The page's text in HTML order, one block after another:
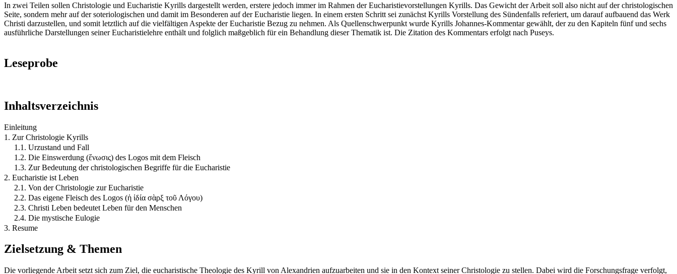
In zwei Teilen sollen Christologie und Eucharistie Kyrills dargestellt werden, erstere jedoch immer im Rahmen der Eucharistievorstellungen Kyrills. Das Gewicht der Arbeit soll also nicht auf der christologischen
Seite, sondern mehr auf der soteriologischen und damit im Besonderen auf der Eucharistie liegen. In einem ersten Schritt sei zunächst Kyrills Vorstellung des Sündenfalls referiert, um darauf aufbauend das Werk
Christi darzustellen, und somit letztlich auf die vielfältigen Aspekte der Eucharistie Bezug zu nehmen. Als Quellenschwerpunkt wurde Kyrills Johannes-Kommentar gewählt, der zu den Kapiteln fünf und sechs
ausführliche Darstellungen seiner Eucharistielehre enthält und folglich maßgeblich für ein Behandlung dieser Thematik ist. Die Zitation des Kommentars erfolgt nach Puseys.
Leseprobe
Inhaltsverzeichnis
Einleitung
1. Zur Christologie Kyrills
1.1. Urzustand und Fall
1.2. Die Einswerdung (ἕνωσις) des Logos mit dem Fleisch
1.3. Zur Bedeutung der christologischen Begriffe für die Eucharistie
2. Eucharistie ist Leben
2.1. Von der Christologie zur Eucharistie
2.2. Das eigene Fleisch des Logos (ἡ ἰδία σὰρξ τοῦ Λόγου)
2.3. Christi Leben bedeutet Leben für den Menschen
2.4. Die mystische Eulogie
3. Resume
Zielsetzung & Themen
Die vorliegende Arbeit setzt sich zum Ziel, die eucharistische Theologie des Kyrill von Alexandrien aufzuarbeiten und sie in den Kontext seiner Christologie zu stellen. Dabei wird die Forschungsfrage verfolgt,